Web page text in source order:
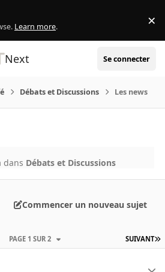
Learn more. ×
Next Se connecter
Débats et Discussions Les news
dans Débats et Discussions
Commencer un nouveau sujet
SUIVANT
PAGE 1 SUR 2